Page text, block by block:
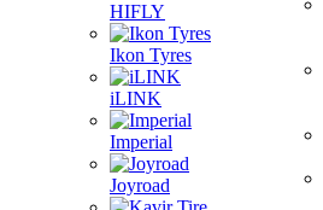
HIFLY
Ikon Tyres
iLINK
Imperial
Joyroad